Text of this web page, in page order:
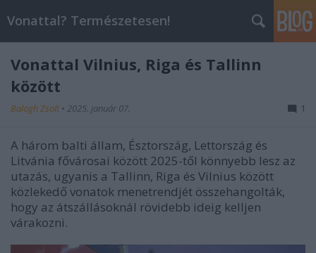
Vonattal? Természetesen!
Vonattal Vilnius, Riga és Tallinn
között
Balogh Zsolt • 2025. január 07. 1
A három balti állam, Észtország, Lettország és
Litvánia fővárosai között 2025-től könnyebb lesz az
utazás, ugyanis a Tallinn, Riga és Vilnius között
közlekedő vonatok menetrendjét összehangolták,
hogy az átszállásoknál rövidebb ideig kelljen
várakozni.